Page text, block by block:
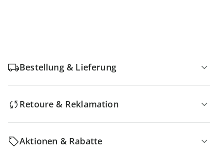
Bestellung & Lieferung
Retoure & Reklamation
Aktionen & Rabatte